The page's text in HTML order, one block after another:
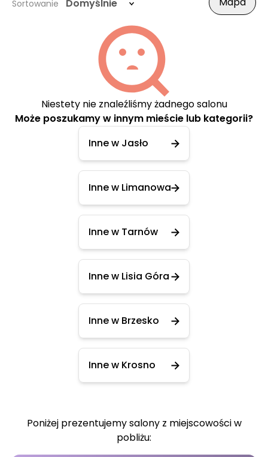
Sortowanie Domyślnie
Niestety nie znaleźliśmy żadnego salonu
Może poszukamy w innym mieście lub kategorii?
Inne w Jasło
Inne w Limanowa
Inne w Tarnów
Inne w Lisia Góra
Inne w Brzesko
Inne w Krosno
Poniżej prezentujemy salony z miejscowości w
pobliżu: